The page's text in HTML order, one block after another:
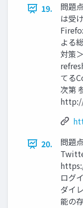
19.
問題
は受
よる
対策
てる
次第
20.
問題
ログ
ダイ
能の